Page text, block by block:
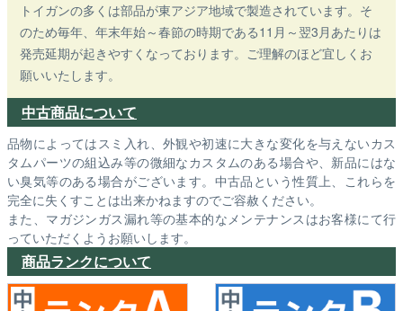
トイガンの多くは部品が東アジア地域で製造されています。そ
のため毎年、年末年始～春節の時期である11月～翌3月あたりは
発売延期が起きやすくなっております。ご理解のほど宜しくお
願いいたします。
中古商品について
品物によってはスミ入れ、外観や初速に大きな変化を与えないカス
タムパーツの組込み等の微細なカスタムのある場合や、新品にはな
い臭気等のある場合がございます。中古品という性質上、これらを
完全に失くすことは出来かねますのでご容赦ください。
また、マガジンガス漏れ等の基本的なメンテナンスはお客様にて行
っていただくようお願いします。
商品ランクについて